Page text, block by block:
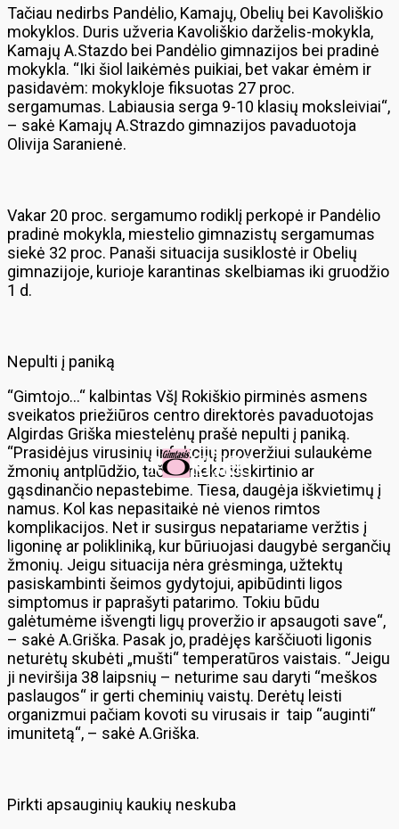
Tačiau nedirbs Pandėlio, Kamajų, Obelių bei Kavoliškio
mokyklos. Duris užveria Kavoliškio darželis-mokykla,
Kamajų A.Stazdo bei Pandėlio gimnazijos bei pradinė
mokykla. “Iki šiol laikėmės puikiai, bet vakar ėmėm ir
pasidavėm: mokykloje fiksuotas 27 proc.
sergamumas. Labiausia serga 9-10 klasių moksleiviai“,
– sakė Kamajų A.Strazdo gimnazijos pavaduotoja
Olivija Saranienė.
Vakar 20 proc. sergamumo rodiklį perkopė ir Pandėlio
pradinė mokykla, miestelio gimnazistų sergamumas
siekė 32 proc. Panaši situacija susiklostė ir Obelių
gimnazijoje, kurioje karantinas skelbiamas iki gruodžio
1 d.
Nepulti į paniką
“Gimtojo…“ kalbintas VšĮ Rokiškio pirminės asmens
sveikatos priežiūros centro direktorės pavaduotojas
Algirdas Griška miestelėnų prašė nepulti į paniką.
“Prasidėjus virusinių infekcijų proveržiui sulaukėme
žmonių antplūdžio, tačiau nieko išskirtinio ar
gąsdinančio nepastebime. Tiesa, daugėja iškvietimų į
namus. Kol kas nepasitaikė nė vienos rimtos
komplikacijos. Net ir susirgus nepatariame veržtis į
ligoninę ar polikliniką, kur būriuojasi daugybė sergančių
žmonių. Jeigu situacija nėra grėsminga, užtektų
pasiskambinti šeimos gydytojui, apibūdinti ligos
simptomus ir paprašyti patarimo. Tokiu būdu
galėtumėme išvengti ligų proveržio ir apsaugoti save“,
– sakė A.Griška. Pasak jo, pradėjęs karščiuoti ligonis
neturėtų skubėti „mušti“ temperatūros vaistais. “Jeigu
ji neviršija 38 laipsnių – neturime sau daryti “meškos
paslaugos“ ir gerti cheminių vaistų. Derėtų leisti
organizmui pačiam kovoti su virusais ir taip “auginti“
imunitetą“, – sakė A.Griška.
Pirkti apsauginių kaukių neskuba